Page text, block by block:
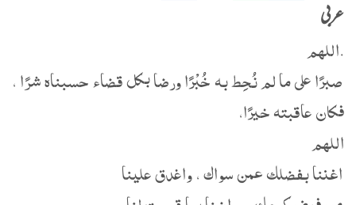
عربی
.‏اللهم
صبرًا على ما لم نُحِط به خُبْرًا ورضا بكل قضاء حسبناه شرًا ،
فكان عاقبته خيرًا،
‏اللهم
اغننا بفضلك عمن سواك ، واغدق علينا